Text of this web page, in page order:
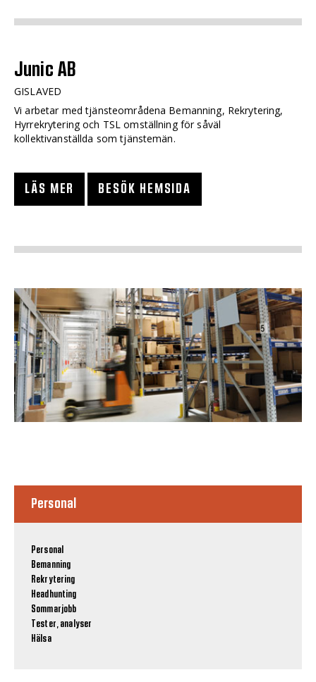
Junic AB
GISLAVED
Vi arbetar med tjänsteområdena Bemanning, Rekrytering,
Hyrrekrytering och TSL omställning för såväl
kollektivanställda som tjänstemän.
LÄS MER BESÖK HEMSIDA
Personal
Personal
Bemanning
Rekrytering
Headhunting
Sommarjobb
Tester, analyser
Hälsa